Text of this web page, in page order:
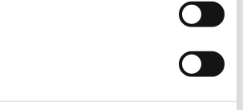
y recoge en tienda tu Bono Regalo